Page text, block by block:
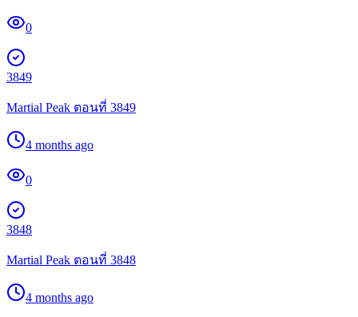
0
3849
Martial Peak ตอนที่ 3849
4 months ago
0
3848
Martial Peak ตอนที่ 3848
4 months ago